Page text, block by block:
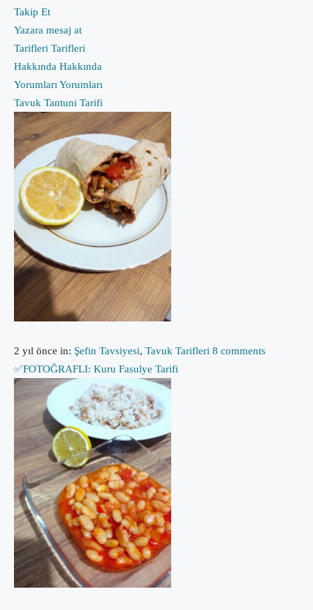
Takip Et
Yazara mesaj at
Tarifleri Tarifleri
Hakkında Hakkında
Yorumları Yorumları
Tavuk Tantuni Tarifi
2 yıl önce in: Şefin Tavsiyesi, Tavuk Tarifleri 8 comments
✅FOTOĞRAFLI: Kuru Fasulye Tarifi